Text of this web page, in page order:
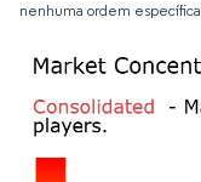
nenhuma ordem específica